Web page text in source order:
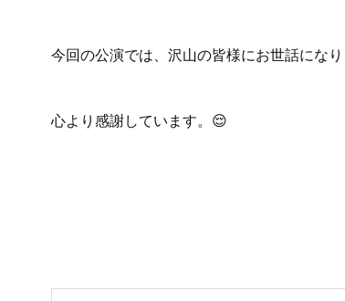
今回の公演では、沢山の皆様にお世話になり
心より感謝しています。😌